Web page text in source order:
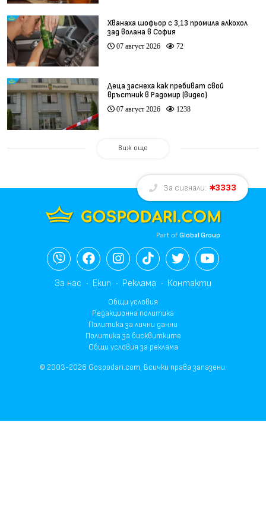
Хванаха шофьор с 3,13 промила алкохол
зад волана в София
07 август 2026 72
Деца заснеха как пребиват свой
връстник в Радомир (видео)
07 август 2026 1238
Виж още
За сигнали: 3333
Part ofGlobal Group
За нас Екип Реклама Контакти
Общи условия
Редакционна политика
Политика за лични данни
Политика за бисквитките
Общи условия за реклама
© 2003-2026 Gospodari.com, Всички права запазени.